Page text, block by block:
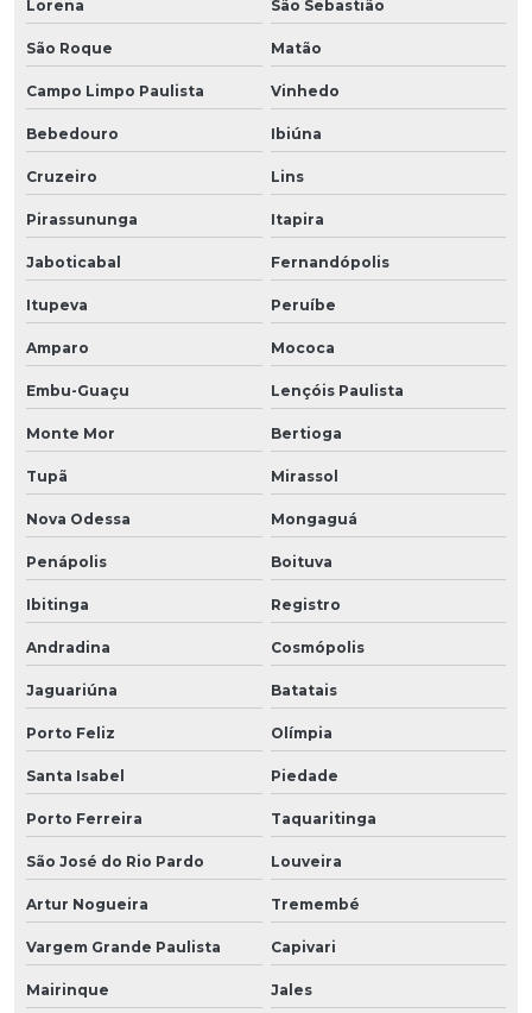
Lorena São Sebastião
São Roque Matão
Campo Limpo Paulista Vinhedo
Bebedouro Ibiúna
Cruzeiro Lins
Pirassununga Itapira
Jaboticabal Fernandópolis
Itupeva Peruíbe
Amparo Mococa
Embu-Guaçu Lençóis Paulista
Monte Mor Bertioga
Tupã Mirassol
Nova Odessa Mongaguá
Penápolis Boituva
Ibitinga Registro
Andradina Cosmópolis
Jaguariúna Batatais
Porto Feliz Olímpia
Santa Isabel Piedade
Porto Ferreira Taquaritinga
São José do Rio Pardo Louveira
Artur Nogueira Tremembé
Vargem Grande Paulista Capivari
Mairinque Jales